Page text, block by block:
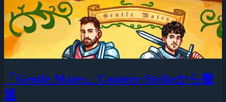
「Gentle Mates」Counter-Strikeから撤
退